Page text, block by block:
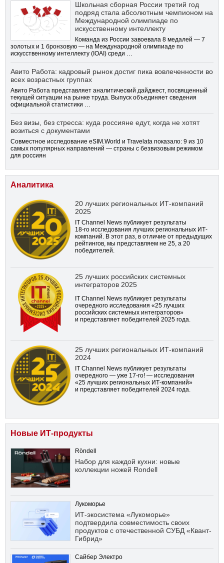
Школьная сборная России третий год
подряд стала абсолютным чемпионом на
Международной олимпиаде по
искусственному интеллекту
Команда из России завоевала 8 медалей — 7
золотых и 1 бронзовую — на Международной олимпиаде по
искусственному интеллекту (IOAI) среди …
Авито Работа: кадровый рынок достиг пика вовлеченности во
всех возрастных группах
Авито Работа представляет аналитический дайджест, посвященный
текущей ситуации на рынке труда. Выпуск объединяет сведения
официальной статистики …
Без визы, без стресса: куда россияне едут, когда не хотят
возиться с документами
Совместное исследование eSIM.World и Travelata показало: 9 из 10
самых популярных направлений — страны с безвизовым режимом
для россиян
Аналитика
20 лучших региональных ИТ-компаний
2025
IT Channel News публикует результаты
18-го исследования лучших региональных ИТ-
компаний. В этот раз, в отличие от предыдущих
рейтингов, мы представляем не 25, а 20
победителей.
25 лучших российских системных
интеграторов 2025
IT Channel News публикует результаты
очередного исследования «25 лучших
российских системных интеграторов»
и представляет победителей 2025 года.
25 лучших региональных ИТ-компаний
2024
IT Channel News публикует результаты
очередного — уже 17-го! — исследования
«25 лучших региональных ИТ-компаний»
и представляет победителей 2024 года.
Новые ИТ-продукты
Röndell
Набор для каждой кухни: новые
коллекции ножей Rondell
Лукоморье
ИТ-экосистема «Лукоморье»
подтвердила совместимость своих
продуктов с отечественной СУБД «Квант-
Гибрид»
Сайбер Электро